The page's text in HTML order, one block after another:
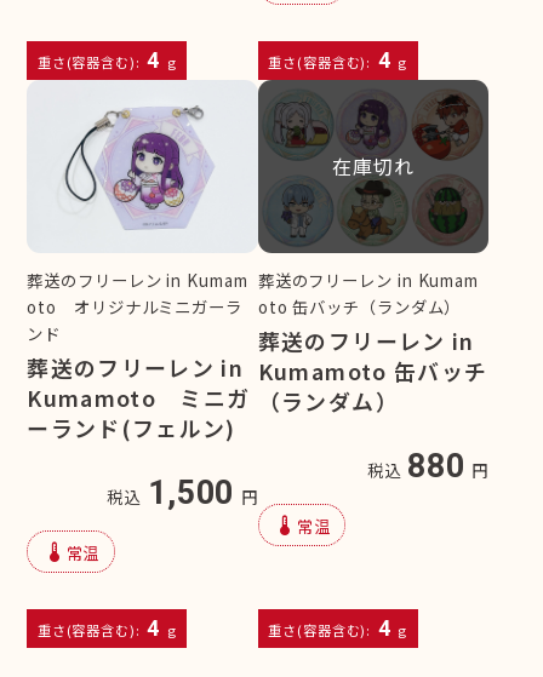
重さ(容器含む): 4 g 重さ(容器含む): 4 g
葬送のフリーレン in Kumam
oto オリジナルミニガーラ
ンド
葬送のフリーレン in
Kumamoto ミニガ
ーランド(フェルン)
税込 1,500 円
device_thermostat 常温
重さ(容器含む): 4 g
在庫切れ
葬送のフリーレン in Kumam
oto 缶バッチ（ランダム）
葬送のフリーレン in
Kumamoto 缶バッチ
（ランダム）
税込 880 円
device_thermostat 常温
重さ(容器含む): 4 g